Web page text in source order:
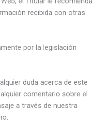
recibida con otras
por la legislación
duda acerca de este
comentario sobre el
a través de nuestra